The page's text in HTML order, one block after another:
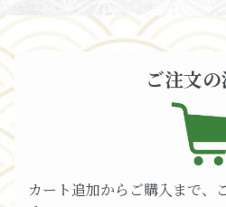
ご注文
カート追加からご購入まで、